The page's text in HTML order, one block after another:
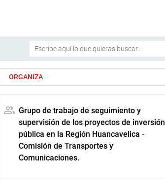
ORGANIZA
Grupo de trabajo de seguimiento y
supervisión de los proyectos de inversión
pública en la Región Huancavelica -
Comisión de Transportes y
Comunicaciones.